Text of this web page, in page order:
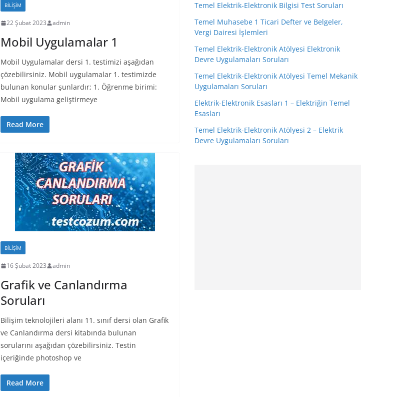
BILIŞIM
22 Şubat 2023 admin
Mobil Uygulamalar 1
Mobil Uygulamalar dersi 1. testimizi aşağıdan
çözebilirsiniz. Mobil uygulamalar 1. testimizde
bulunan konular şunlardır; 1. Öğrenme birimi:
Mobil uygulama geliştirmeye
Read More
BILIŞIM
16 Şubat 2023 admin
Grafik ve Canlandırma
Soruları
Bilişim teknolojileri alanı 11. sınıf dersi olan Grafik
ve Canlandırma dersi kitabında bulunan
sorularını aşağıdan çözebilirsiniz. Testin
içeriğinde photoshop ve
Read More
Temel Elektrik-Elektronik Bilgisi Test Soruları
Temel Muhasebe 1 Ticari Defter ve Belgeler,
Vergi Dairesi İşlemleri
Temel Elektrik-Elektronik Atölyesi Elektronik
Devre Uygulamaları Soruları
Temel Elektrik-Elektronik Atölyesi Temel Mekanik
Uygulamaları Soruları
Elektrik-Elektronik Esasları 1 – Elektriğin Temel
Esasları
Temel Elektrik-Elektronik Atölyesi 2 – Elektrik
Devre Uygulamaları Soruları